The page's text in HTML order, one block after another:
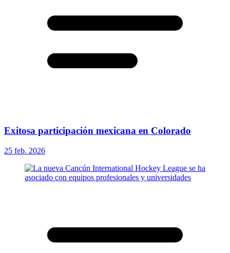
Exitosa participación mexicana en Colorado
25 feb. 2026